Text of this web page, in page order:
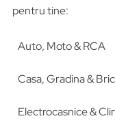
pentru tine:
Auto, Moto & RCA
Casa, Gradina &
Electrocasnice &